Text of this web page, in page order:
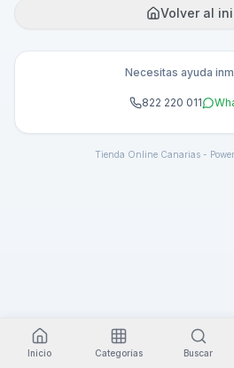
Volver al
Necesitas ayuda
822 220 011
Tienda Online Canarias -
Inicio Categorías Buscar